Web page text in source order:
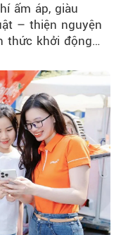
ấm áp, giàu
– thiện nguyện
thức khởi động